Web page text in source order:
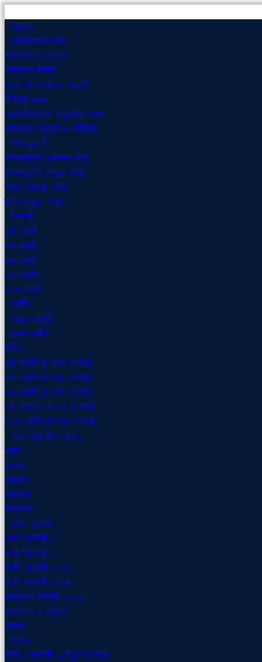
প্রচ্ছদ
প্রতিষ্ঠানের তথ্য
প্রতিষ্ঠানের ইতিহাস
পরিচালনা কমিটি
শূণ্য পদ ও জনবল বিবরণী
শিক্ষার্থী তথ্য
শ্রেণিভিত্তিক অনুমোদিত শাখা
পাঠদানের অনুমতি ও স্বীকৃতি
শিক্ষকমন্ডলী
শিক্ষকমন্ডলী (কলেজ শাখা)
শিক্ষকমন্ডলী (স্কুল শাখা)
স্টাফ (কলেজ শাখা)
স্টাফ (স্কুল শাখা)
শিক্ষার্থী
৬ষ্ঠ শ্রেণী
৭ম শ্রেণী
৮ম শ্রেণী
৯ম শ্রেণী
১০ম শ্রেণী
নোটিশ
প্রজ্ঞাপন/চিঠি
ক্লাশ রুটিন
রুটিন
৬ষ্ঠ শ্রেণী (ক এবং খ শাখা)
৭ম শ্রেণী (ক এবং খ শাখা)
৮ম শ্রেণী (ক এবং খ শাখা)
৯ম শ্রেণী ( ক এবং খ শাখা)
১০ম শ্রেণী (ক এবং খ শাখা)
সকল প্রতিষ্ঠান প্রধান
স্কুল
কলেজ
মাদ্রাসা
কারিগরি
অন্যান্য
ফটো গ্যালারী
ফটো গ্যালারী-১
ফটো গ্যালারী-২
ফটো গ্যালারী-২০২৫
ফটো গ্যালারী-২০২৬
বৃক্ষরোপণ কর্মসূচি-২০২৬
প্রতিষ্ঠান ও প্রকৃতি
ট্রেনিং
ভিডিও
ভিডিও গ্যালারী-১(স্কুল-কলেজ)